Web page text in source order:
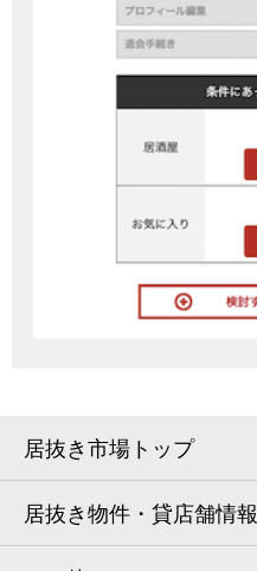
居抜き市場トップ
居抜き物件・貸店舗情報